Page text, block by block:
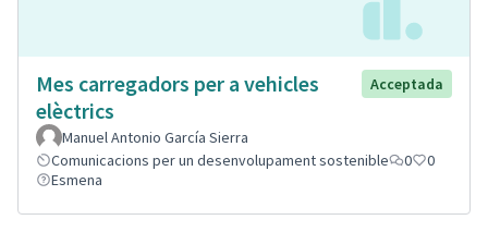
Mes carregadors per a vehicles
elèctrics
Acceptada
Manuel Antonio García Sierra
Comunicacions per un desenvolupament sostenible
0
0
Esmena